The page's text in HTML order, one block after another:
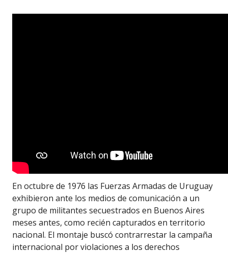
En octubre de 1976 las Fuerzas Armadas de Uruguay
exhibieron ante los medios de comunicación a un
grupo de militantes secuestrados en Buenos Aires
meses antes, como recién capturados en territorio
nacional. El montaje buscó contrarrestar la campaña
internacional por violaciones a los derechos